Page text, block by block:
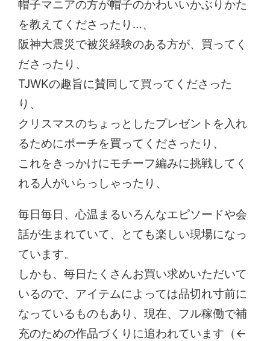
帽子マニアの方が帽子のかわいいかぶりかた
を教えてくださったり…、
阪神大震災で被災経験のある方が、買ってく
ださったり、
TJWKの趣旨に賛同して買ってくださった
り、
クリスマスのちょっとしたプレゼントを入れ
るためにポーチを買ってくださったり、
これをきっかけにモチーフ編みに挑戦してく
れる人がいらっしゃったり、
毎日毎日、心温まるいろんなエピソードや会
話が生まれていて、とても楽しい現場になっ
ています。
しかも、毎日たくさんお買い求めいただいて
いるので、アイテムによっては品切れ寸前に
なっているものもあり、現在、フル稼働で補
充のための作品づくりに追われています（←